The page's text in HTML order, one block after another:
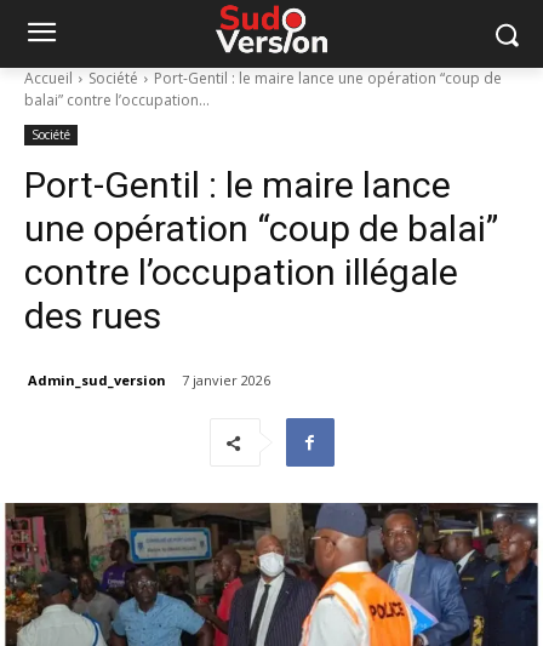
Accueil Société
Port-Gentil : le maire lance une opération “coup de
balai” contre l’occupation...
Société
Port-Gentil : le maire lance
une opération “coup de balai”
contre l’occupation illégale
des rues
Admin_sud_version 7 janvier 2026